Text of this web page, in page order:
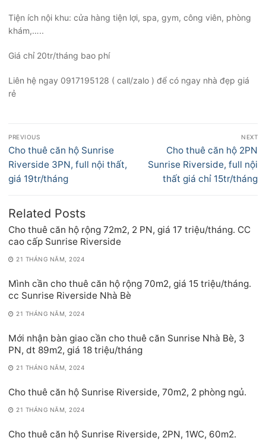
Tiện ích nội khu: cửa hàng tiện lợi, spa, gym, công viên, phòng
khám,…..
Giá chỉ 20tr/tháng bao phí
Liên hệ ngay 0917195128 ( call/zalo ) để có ngay nhà đẹp giá
rẻ
Điều
hướng
bài
viết
PREVIOUS
Previous
post:
Cho thuê căn hộ Sunrise
Riverside 3PN, full nội thất,
giá 19tr/tháng
NEXT
Next
post:
Cho thuê căn hộ 2PN
Sunrise Riverside, full nội
thất giá chỉ 15tr/tháng
Related Posts
Cho thuê căn hộ rộng 72m2, 2 PN, giá 17 triệu/tháng. CC
cao cấp Sunrise Riverside
21 THÁNG NĂM, 2024
Mình cần cho thuê căn hộ rộng 70m2, giá 15 triệu/tháng.
cc Sunrise Riverside Nhà Bè
21 THÁNG NĂM, 2024
Mới nhận bàn giao cần cho thuê căn Sunrise Nhà Bè, 3
PN, dt 89m2, giá 18 triệu/tháng
21 THÁNG NĂM, 2024
Cho thuê căn hộ Sunrise Riverside, 70m2, 2 phòng ngủ.
21 THÁNG NĂM, 2024
Cho thuê căn hộ Sunrise Riverside, 2PN, 1WC, 60m2.